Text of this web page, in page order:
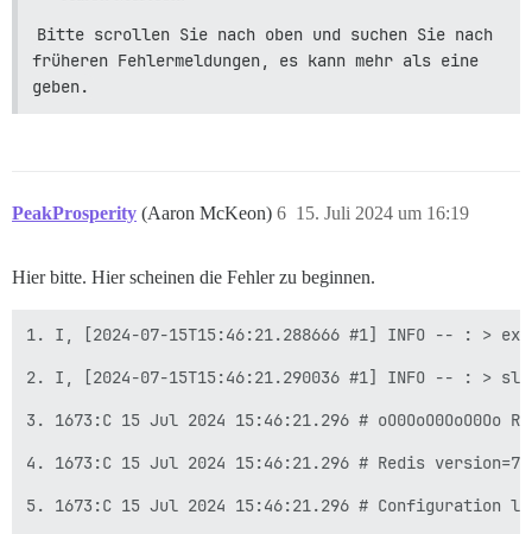
Bitte scrollen Sie nach oben und suchen Sie nach
früheren Fehlermeldungen, es kann mehr als eine
geben.
PeakProsperity (Aaron McKeon) 15. Juli 2024 um 16:19
6
Hier bitte. Hier scheinen die Fehler zu beginnen.
1. I, [2024-07-15T15:46:21.288666 #1] INFO -- : >
2. I, [2024-07-15T15:46:21.290036 #1] INFO -- : >
3. 1673:C 15 Jul 2024 15:46:21.296 # oO0OoO0OoO0Oo
4. 1673:C 15 Jul 2024 15:46:21.296 # Redis
5. 1673:C 15 Jul 2024 15:46:21.296 # Configuration